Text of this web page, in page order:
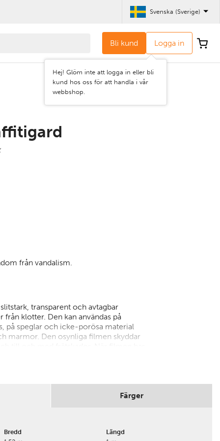
Svenska (Sverige)
Bli kund Logga in
Hej! Glöm inte att logga in eller bli
kund hos oss för att handla i vår
webbshop.
från vandalism.
transparent och avtagbar
klotter. Den kan användas på
på speglar och icke-porösa material
marmor. Den osynliga filmen skyddar
till och med frätskador. När filmen har
att ta bort och byta ut – detta
och håller den snygg.
mycket billigare att ersätta filmen
sanera den yta som den skyddar.Färger
Bredd
Längd